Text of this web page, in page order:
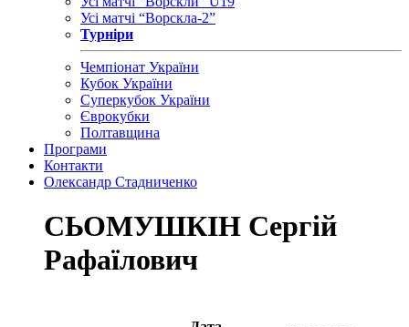
Усі матчі “Ворскла-2”
Турніри
Чемпіонат України
Кубок України
Суперкубок України
Єврокубки
Полтавщина
Програми
Контакти
Олександр Стадниченко
СЬОМУШКІН Сергій
Рафаїлович